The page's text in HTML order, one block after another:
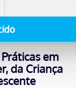
em
da Criança